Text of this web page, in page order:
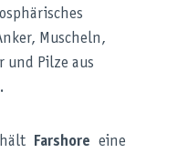
Muscheln,
und Pilze aus
hält Farshore eine